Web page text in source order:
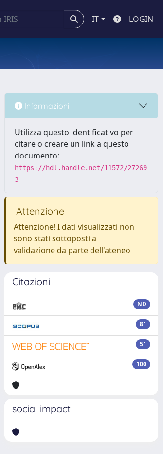
IT LOGIN
Informazioni
Utilizza questo identificativo per
citare o creare un link a questo
documento:
https://hdl.handle.net/11572/27269
3
Attenzione
Attenzione! I dati visualizzati non
sono stati sottoposti a
validazione da parte dell'ateneo
Citazioni
ND
81
51
100
social impact